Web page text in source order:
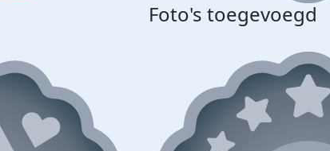
Foto's toegevoegd